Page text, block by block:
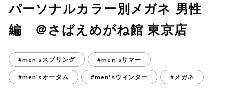
パーソナルカラー別メガネ 男性
編 ＠さばえめがね館 東京店
#men'sスプリング #men'sサマー
#men'sオータム #men'sウィンター #メガネ